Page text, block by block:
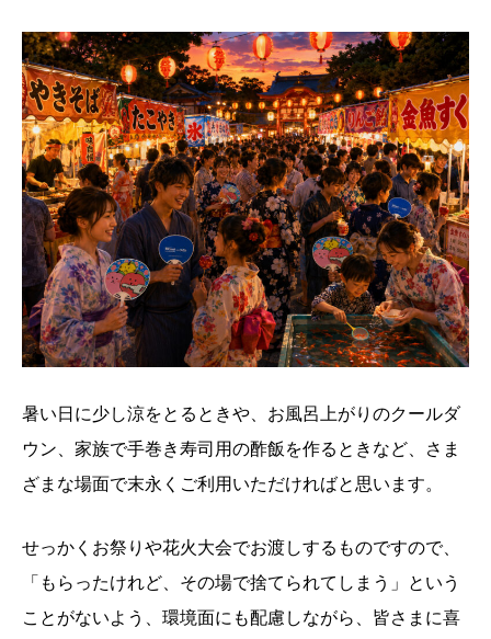
暑い日に少し涼をとるときや、お風呂上がりのクールダ
ウン、家族で手巻き寿司用の酢飯を作るときなど、さま
ざまな場面で末永くご利用いただければと思います。
せっかくお祭りや花火大会でお渡しするものですので、
「もらったけれど、その場で捨てられてしまう」という
ことがないよう、環境面にも配慮しながら、皆さまに喜